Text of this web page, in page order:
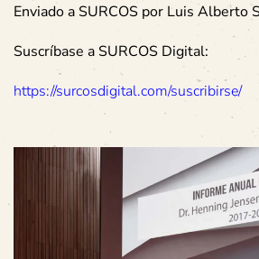
Enviado a SURCOS por Luis Alberto
Suscríbase a SURCOS Digital:
https://surcosdigital.com/suscribirse/